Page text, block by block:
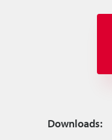
Downloads: